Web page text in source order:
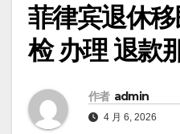
菲律宾退休
检 办理 退款
作者 admin
4 月 6, 2026